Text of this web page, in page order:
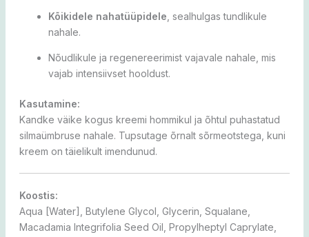
Kõikidele nahatüüpidele , sealhulgas tundlikule
nahale.
Nõudlikule ja regenereerimist vajavale nahale, mis
vajab intensiivset hooldust.
Kasutamine:
Kandke väike kogus kreemi hommikul ja õhtul puhastatud
silmaümbruse nahale. Tupsutage õrnalt sõrmeotstega, kuni
kreem on täielikult imendunud.
Koostis:
Aqua [Water], Butylene Glycol, Glycerin, Squalane,
Macadamia Integrifolia Seed Oil, Propylheptyl Caprylate,